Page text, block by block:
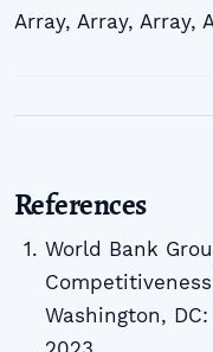
Array, Array, Array,
References
World Bank
Washington,